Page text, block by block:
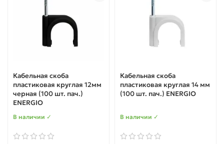
Кабельная скоба
пластиковая круглая 12мм
черная (100 шт. пач.)
ENERGIO
В наличии ✓
Кабельная скоба
пластиковая круглая 14 мм
(100 шт. пач.) ENERGIO
В наличии ✓